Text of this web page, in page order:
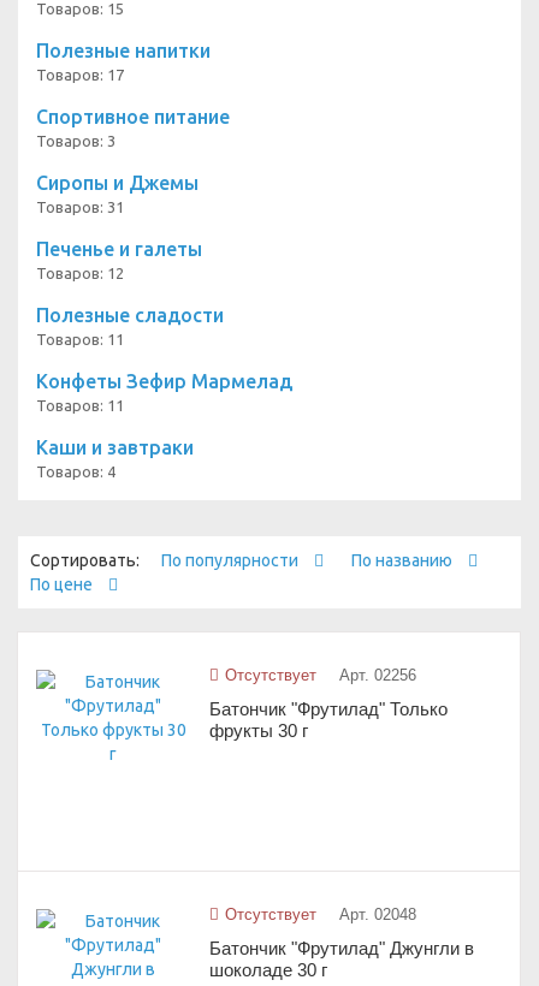
Товаров: 15
Полезные напитки
Товаров: 17
Спортивное питание
Товаров: 3
Сиропы и Джемы
Товаров: 31
Печенье и галеты
Товаров: 12
Полезные сладости
Товаров: 11
Конфеты Зефир Мармелад
Товаров: 11
Каши и завтраки
Товаров: 4
Сортировать: По популярности
По названию
По цене
Отсутствует Арт. 02256
Батончик "Фрутилад" Только
фрукты 30 г
Отсутствует Арт. 02048
Батончик "Фрутилад" Джунгли в
шоколаде 30 г